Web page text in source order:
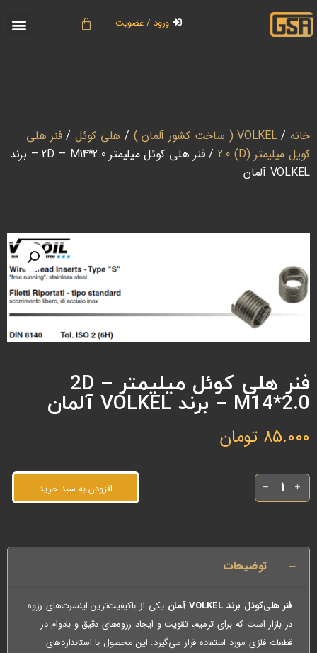
ورود / عضویت
خانه /VOLKEL ( ساخت کشور آلمان ) / هلی کوئل/فنر هلی
کویل میلیمتر (D) 2.0
/ فنر هلی کوئل میلیمتر 2D – M14*2.0 – برند
VOLKEL آلمان
فنر هلی کوئل میلیمتر 2D –
M14*2.0 – برند VOLKEL آلمان
85.000 تومان
افزودن به سبد خرید
توضیحات
فنر هلی‌کوئل برند VOLKEL آلمان
یکی از باکیفیت‌ترین اینسرت‌های رزوه
در بازار است که برای ترمیم، تقویت و ایجاد رزوه‌های دقیق و بادوام در
قطعات فلزی مورد استفاده قرار می‌گیرد. این محصول با استانداردهای